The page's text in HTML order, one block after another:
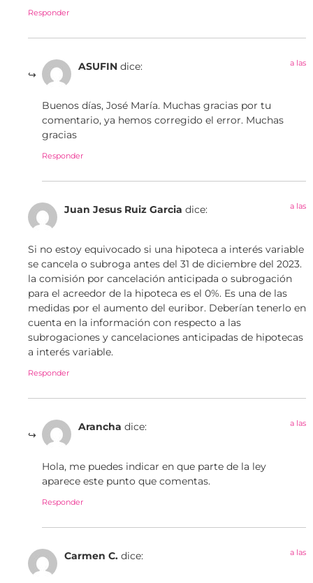
Responder
ASUFIN dice: a las
Buenos días, José María. Muchas gracias por tu
comentario, ya hemos corregido el error. Muchas
gracias
Responder
Juan Jesus Ruiz Garcia dice: a las
Si no estoy equivocado si una hipoteca a interés variable
se cancela o subroga antes del 31 de diciembre del 2023.
la comisión por cancelación anticipada o subrogación
para el acreedor de la hipoteca es el 0%. Es una de las
medidas por el aumento del euribor. Deberían tenerlo en
cuenta en la información con respecto a las
subrogaciones y cancelaciones anticipadas de hipotecas
a interés variable.
Responder
Arancha dice: a las
Hola, me puedes indicar en que parte de la ley
aparece este punto que comentas.
Responder
Carmen C. dice: a las